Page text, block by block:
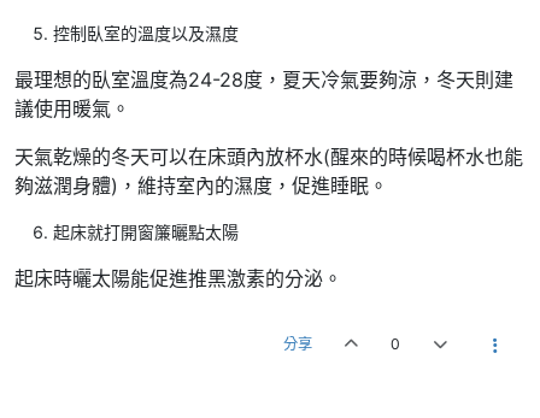
控制臥室的溫度以及濕度
最理想的臥室溫度為24-28度，夏天冷氣要夠涼，冬天則建
議使用暖氣。
天氣乾燥的冬天可以在床頭內放杯水(醒來的時候喝杯水也能
夠滋潤身體)，維持室內的濕度，促進睡眠。
起床就打開窗簾曬點太陽
起床時曬太陽能促進推黑激素的分泌。
分享 0